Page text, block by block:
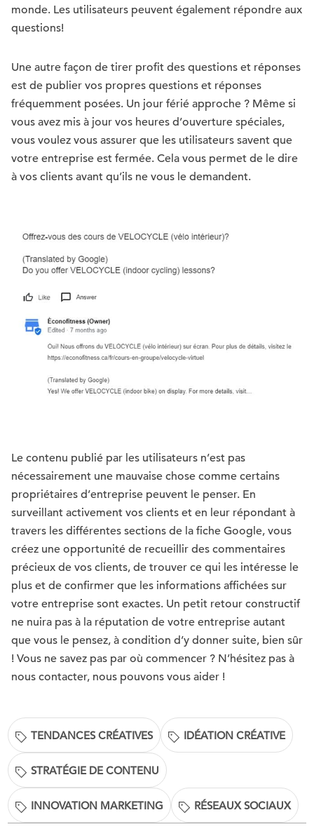
monde. Les utilisateurs peuvent également répondre aux
questions!
Une autre façon de tirer profit des questions et réponses
est de publier vos propres questions et réponses
fréquemment posées. Un jour férié approche ? Même si
vous avez mis à jour vos heures d’ouverture spéciales,
vous voulez vous assurer que les utilisateurs savent que
votre entreprise est fermée. Cela vous permet de le dire
à vos clients avant qu’ils ne vous le demandent.
Le contenu publié par les utilisateurs n’est pas
nécessairement une mauvaise chose comme certains
propriétaires d’entreprise peuvent le penser. En
surveillant activement vos clients et en leur répondant à
travers les différentes sections de la fiche Google, vous
créez une opportunité de recueillir des commentaires
précieux de vos clients, de trouver ce qui les intéresse le
plus et de confirmer que les informations affichées sur
votre entreprise sont exactes. Un petit retour constructif
ne nuira pas à la réputation de votre entreprise autant
que vous le pensez, à condition d’y donner suite, bien sûr
! Vous ne savez pas par où commencer ? N’hésitez pas à
nous contacter, nous pouvons vous aider !
TENDANCES CRÉATIVES IDÉATION CRÉATIVE
STRATÉGIE DE CONTENU
INNOVATION MARKETING RÉSEAUX SOCIAUX